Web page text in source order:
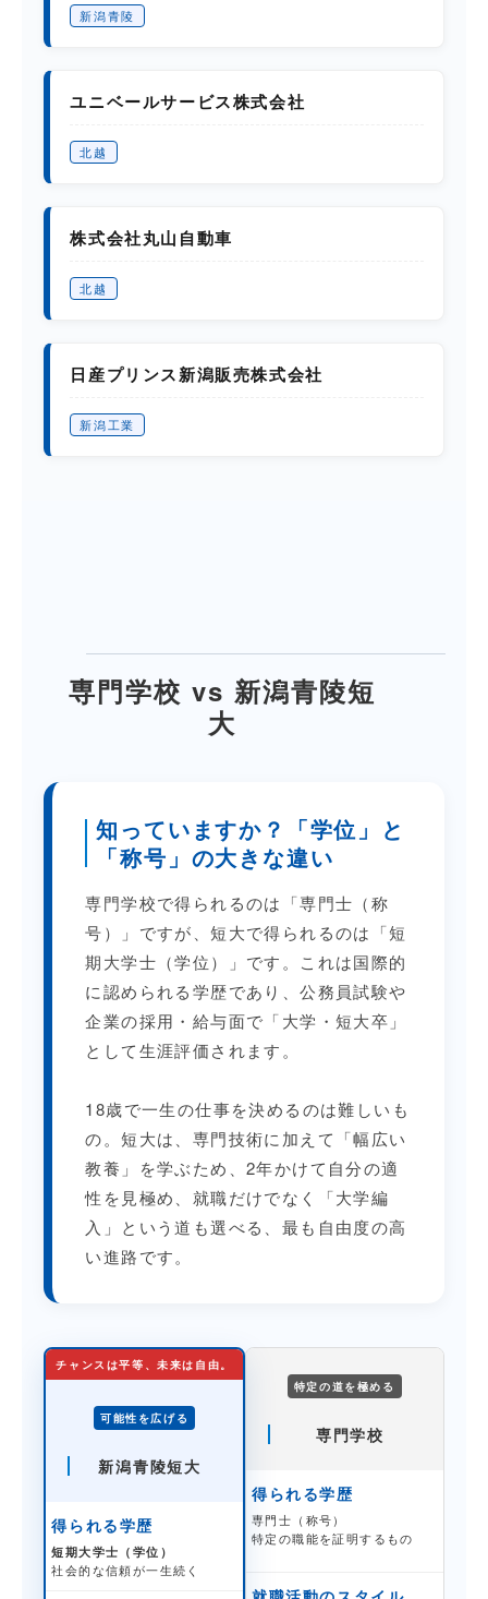
新潟青陵
ユニベールサービス株式会社
北越
株式会社丸山自動車
北越
日産プリンス新潟販売株式会社
新潟工業
専門学校 vs 新潟青陵短
大
知っていますか？「学位」と
「称号」の大きな違い
専門学校で得られるのは「専門士（称
号）」ですが、短大で得られるのは「短
期大学士（学位）」です。これは国際的
に認められる学歴であり、公務員試験や
企業の採用・給与面で「大学・短大卒」
として生涯評価されます。
18歳で一生の仕事を決めるのは難しいも
の。短大は、専門技術に加えて「幅広い
教養」を学ぶため、2年かけて自分の適
性を見極め、就職だけでなく「大学編
入」という道も選べる、最も自由度の高
い進路です。
チャンスは平等、未来は自由。
可能性を広げる
新潟青陵短大
得られる学歴
短期大学士（学位）
社会的な信頼が一生続く
特定の道を極める
専門学校
得られる学歴
専門士（称号）
特定の職能を証明するもの